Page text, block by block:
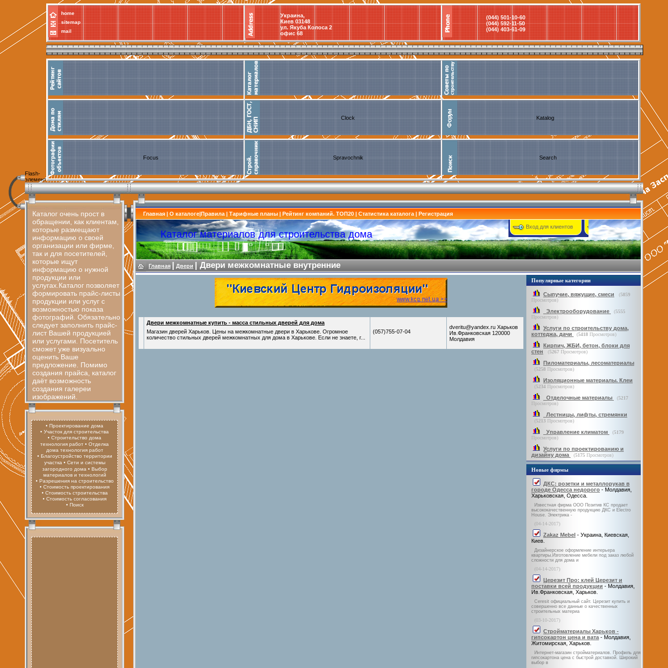
Flash-
элемент
home
sitemap
mail
Украина,
Киев 03148
ул. Якуба Колоса 2
офис 68
(044) 501-10-60
(044) 592-11-50
(044) 403-61-09
Clock Katalog
Focus Spravochnik Search
Каталог очень прост в
обращении, как клиентам,
которые размещают
информацию о своей
организации или фирме,
так и для посетителей,
которые ищут
информацию о нужной
продукции или
услугах.Каталог позволяет
формировать прайс-листы
продукции или услуг с
возможностью показа
фотографий. Обязательно
следует заполнить прайс-
лист Вашей продукцией
или услугами. Посетитель
сможет уже визуально
оценить Ваше
предложение. Помимо
создания прайса, каталог
даёт возможность
создания галереи
изображений.
• Проектирование дома
• Участок для строительства
• Строительство дома
технология работ • Отделка
дома технология работ
• Благоустройство территории
участка • Сети и системы
загородного дома • Выбор
материалов и технологий
• Разрешения на строительство
• Стоимость проектирования
• Стоимость строительства
• Стоимость согласования
• Поиск
Главная | О каталоге|Правила | Тарифные планы | Рейтинг компаний. ТОП20 | Статистика каталога | Регистрация
Каталог материалов для строительства дома
Вход для клиентов
Главная | Двери | Двери межкомнатные внутренние
Двери межкомнатные купить - масса стильных дверей для дома
Магазин дверей Харьков. Цены на межкомнатные двери в Харькове. Огромное
количество стильных дверей межкомнатных для дома в Харькове. Если не знаете, г...
(057)755-07-04
dveritu@yandex.ru Харьков
Ив.Франковская 120000
Молдавия
Популярные категории
Сыпучие, вяжущие, смеси (5859
Просмотров)
Электрооборудование (5555
Просмотров)
Услуги по строительству дома,
коттеджа, дачи
(5418 Просмотров)
Кирпич, ЖБИ, бетон, блоки для
стен
(5267 Просмотров)
Пиломатериалы, лесоматериалы
(5258 Просмотров)
Изоляционные материалы. Клеи
(5234 Просмотров)
Отделочные материалы (5217
Просмотров)
Лестницы, лифты, стремянки
(5213 Просмотров)
Управление климатом (5179
Просмотров)
Услуги по проектированию и
дизайну дома
(5175 Просмотров)
Новые фирмы
ДКС: розетки и металлорукав в
городе Одесса недорого - Молдавия,
Харьковская, Одесса.
Известная фирма ООО Позитив КС продает
высококачественную продукцию ДКС и Electro
House. Электрика -
(04-14-2017)
Zakaz Mebel - Украина, Киевская,
Киев.
Дизайнерское оформление интерьера
квартиры.Изготовление мебели под заказ любой
сложности для дома и
(04-14-2017)
Церезит Про: клей Церезит и
поставки всей продукции - Молдавия,
Ив.Франковская, Харьков.
Ceresit официальный сайт. Церезит купить и
совершенно все данные о качественных
строительных материа
(03-10-2017)
Стройматериалы Харьков -
гипсокартон цена и вата - Молдавия,
Житомирская, Харьков.
Интернет-магазин стройматериалов. Профиль для
гипсокартона цена с быстрой доставкой. Широкий
выбор в